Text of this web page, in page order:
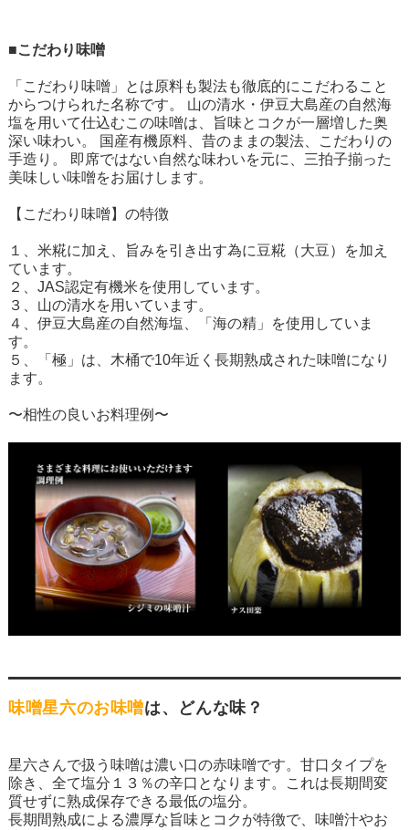
■こだわり味噌
「こだわり味噌」とは原料も製法も徹底的にこだわること
からつけられた名称です。 山の清水・伊豆大島産の自然海
塩を用いて仕込むこの味噌は、旨味とコクが一層増した奥
深い味わい。 国産有機原料、昔のままの製法、こだわりの
手造り。 即席ではない自然な味わいを元に、三拍子揃った
美味しい味噌をお届けします。
【こだわり味噌】の特徴
１、米糀に加え、旨みを引き出す為に豆糀（大豆）を加え
ています。
２、JAS認定有機米を使用しています。
３、山の清水を用いています。
４、伊豆大島産の自然海塩、「海の精」を使用していま
す。
５、「極」は、木桶で10年近く長期熟成された味噌になり
ます。
〜相性の良いお料理例〜
味噌星六のお味噌は、どんな味？
星六さんで扱う味噌は濃い口の赤味噌です。甘口タイプを
除き、全て塩分１３％の辛口となります。これは長期間変
質せずに熟成保存できる最低の塩分。
長期間熟成による濃厚な旨味とコクが特徴で、味噌汁やお